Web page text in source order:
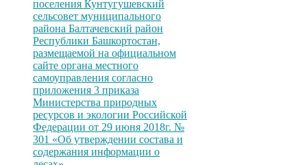
поселения Кунтугушевский
сельсовет муниципального
района Балтачевский район
Республики Башкортостан,
размещаемой на официальном
сайте органа местного
самоуправления согласно
приложения 3 приказа
Министерства природных
ресурсов и экологии Российской
Федерации от 29 июня 2018г. №
301 «Об утверждении состава и
содержания информации о